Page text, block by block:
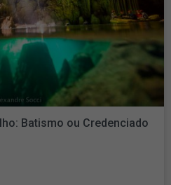
Batismo ou Credenciado